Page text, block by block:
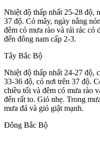
Nhiệt độ thấp nhất 25-28 độ,
37 độ. Có mây, ngày nắng
đêm có mưa rào và rải rác có
đến đông nam cấp 2-3.
Tây Bắc Bộ
Nhiệt độ thấp nhất 24-27 độ,
33-36 độ, có nơi trên 37 độ.
chiều tối và đêm có mưa rào
đến rất to. Gió nhẹ. Trong
mưa đá và gió giật mạnh.
Đông Bắc Bộ